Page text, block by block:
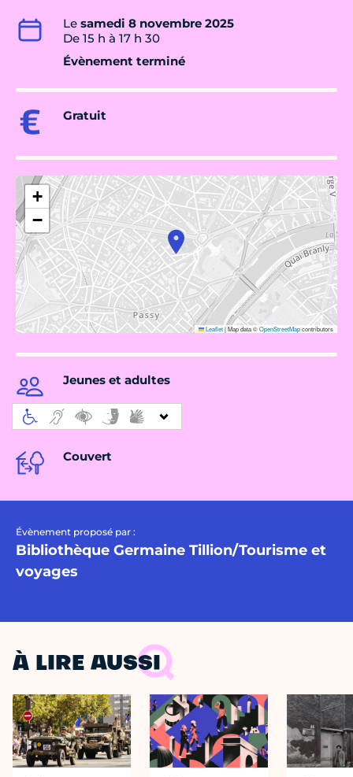
Le samedi 8 novembre 2025
De 15 h à 17 h 30
Évènement terminé
Gratuit
+
−
Leaflet|Map data ©OpenStreetMapcontributors
Jeunes et adultes
Couvert
Évènement proposé par :
Bibliothèque Germaine Tillion/Tourisme et
voyages
À LIRE AUSSI